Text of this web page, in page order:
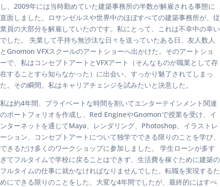
し、2009年には当時勤めていた建築事務所の半数が解雇される事態に
直面しました。ロサンゼルスや世界中のほぼすべての建築事務所が、従
業員の大部分を解雇していたのです。私にとって、これは不幸中の幸い
でした。 失業して手持ち無沙汰な日々を送っていたある日、友人数人
とGnomon VFXスクールのアートショーへ出かけた。そのアートショ
ーで、私はコンセプトアートとVFXアート（そんなものが職業として存
在することすら知らなかった）に出会い、すっかり魅了されてしまっ
た。その瞬間、私はキャリアチェンジを試みたいと決意した。
私は約4年間、プライベートな時間を割いてエンターテインメント関連
のポートフォリオを作成し、Red EngineやGnomonで授業を受け、イ
ンターネットを通じてMaya、レンダリング、Photoshop、イラストレ
ーション、コンセプトアートについて独学でできる限りのことを学び、
できるだけ多くのワークショップに参加しました。 学生ローンが多す
ぎてフルタイムで学校に戻ることはできず、生活費を稼ぐために建築の
フルタイムの仕事に就かなければなりませんでした。転職を実現するた
めにできる限りのことをした、大変な4年間でしたが、最終的にはすべ